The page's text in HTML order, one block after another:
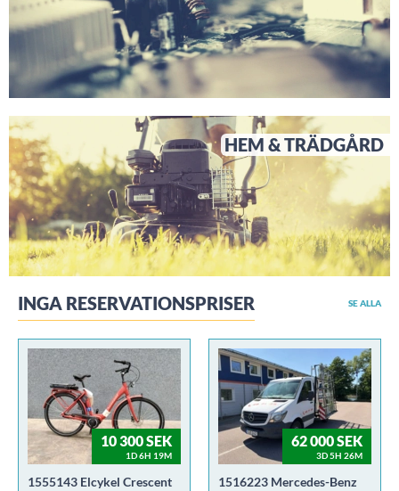
HEM & TRÄDGÅRD
INGA RESERVATIONSPRISER SE ALLA
10 300 SEK
1D 6H 19M
1555143 Elcykel Crescent
62 000 SEK
3D 5H 26M
1516223 Mercedes-Benz